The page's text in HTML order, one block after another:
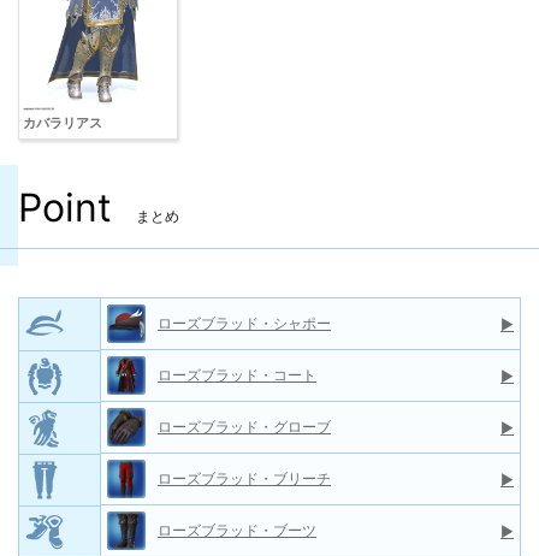
カバラリアス
Point まとめ
ローズブラッド・シャポー ▶
ローズブラッド・コート ▶
ローズブラッド・グローブ ▶
ローズブラッド・ブリーチ ▶
ローズブラッド・ブーツ ▶